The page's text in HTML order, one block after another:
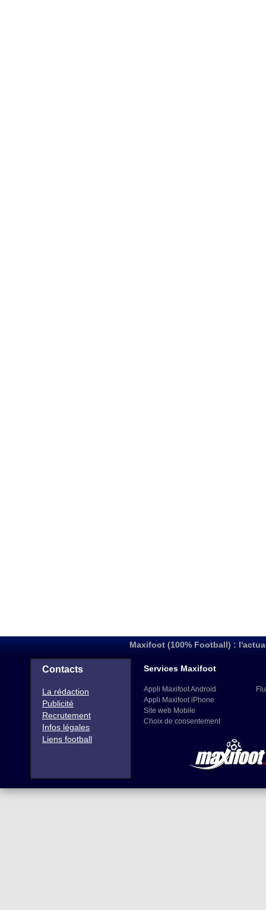
Maxifoot (100% Football) :
Contacts
La rédaction
Publicité
Recrutement
Infos légales
Liens football
Services Maxifoot
Appli Maxifoot Android
Appli Maxifoot iPhone
Site web Mobile
Choix de consentement